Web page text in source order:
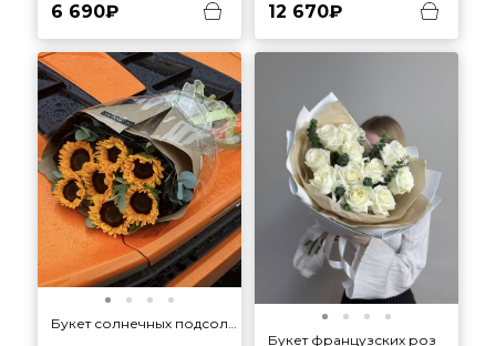
6 690₽ 12 670₽
Букет солнечных подсолнухов
Букет французских роз